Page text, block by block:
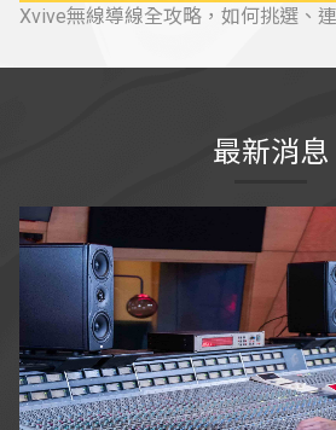
無線導線全攻略，如何挑選、連接適
最新消息